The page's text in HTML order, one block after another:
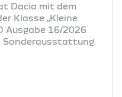
Dacia mit dem
Klasse „Kleine
Ausgabe 16/2026
Sonderausstattung.